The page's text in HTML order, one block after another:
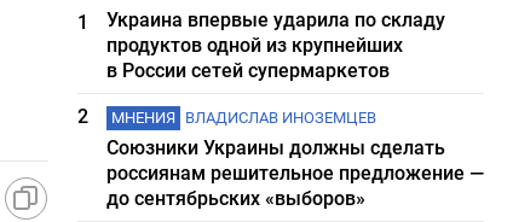
1
Украина впервые ударила по складу
продуктов одной из крупнейших
в России сетей супермаркетов
2
МНЕНИЯ ВЛАДИСЛАВ ИНОЗЕМЦЕВ
Союзники Украины должны сделать
россиянам решительное предложение —
до сентябрьских «выборов»